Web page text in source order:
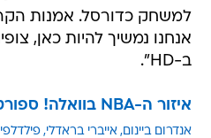
למשחק כדורסל. אמנות
ב-HD".
איזור ה-NBA בוואלה! ספורט
אנדרום ביינום אייברי בראדלי